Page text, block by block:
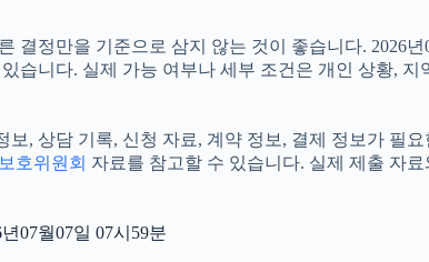
결정만을 기준으로 삼지 않는 것이 좋습니다. 2026
습니다. 실제 가능 여부나 세부 조건은 개인 상황,
, 상담 기록, 신청 자료, 계약 정보, 결제 정보가 필
호위원회 자료를 참고할 수 있습니다. 실제 제출 자
07월07일 07시59분